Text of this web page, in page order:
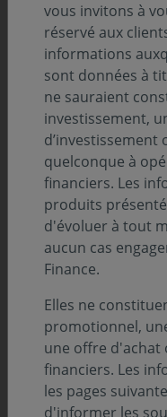
Le 27 septembre de
thème « Enjeux
environnementaux,
solutions pour investir
sera animé par
Finance et Christian
Géographie Politique
Laboratoire LAM
Acteur majeur de la
milliards d'euros
Finance sera
incontournable des
vous invitons à
réservé aux
informations
sont données à
ne sauraient
investissement,
quelconque à
financiers. Les
produits
d'évoluer à tout
aucun cas
Finance.
Elles ne
promotionnel,
une offre d'achat
financiers. Les
les pages
d'informer les